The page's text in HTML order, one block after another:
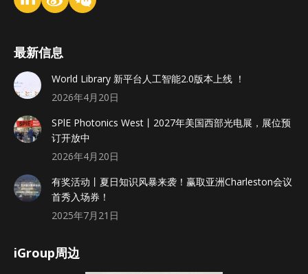
最新信息
World Library 新平台人工智能2.0版本上线 ！
2026年4月20日
SPlE Photonics West丨2027年美国西部光电展，展位预
订开放中
2026年4月20日
有奖活动丨夏日知识风暴来袭！赢取亚洲Charleston会议
首秀入场券！
2025年7月21日
iGroup周边